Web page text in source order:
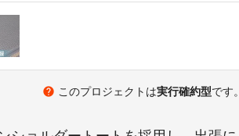
help このプロジェクトは実行確約型です。